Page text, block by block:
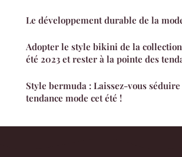
Le développement durable de la
Adopter le style bikini de la
été 2023 et rester à la pointe des
Style bermuda : Laissez-vous
tendance mode cet été !